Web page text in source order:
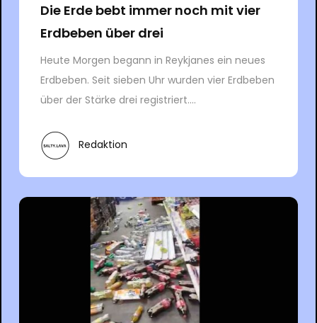
Die Erde bebt immer noch mit vier
Erdbeben über drei
Heute Morgen begann in Reykjanes ein neues
Erdbeben. Seit sieben Uhr wurden vier Erdbeben
über der Stärke drei registriert....
Redaktion